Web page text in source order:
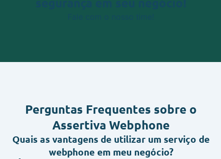
Perguntas Frequentes sobre o
Assertiva Webphone
Quais as vantagens de utilizar um serviço de
webphone em meu negócio?